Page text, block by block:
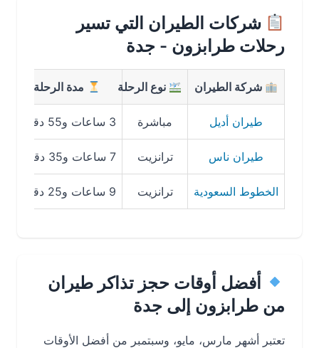
شركات الطيران التي تسير
رحلات طرابزون - جدة
شركة الطيران نوع الرحلة مدة الرحلة
طيران أديل مباشرة 3 ساعات و55 دقيقة
طيران ناس ترانزيت 7 ساعات و35 دقيقة
الخطوط السعودية ترانزيت 9 ساعات و25 دقيقة
أفضل أوقات حجز تذاكر طيران
من طرابزون إلى جدة
تعتبر أشهر مارس، مايو، وسبتمبرمن أفضل الأوقات